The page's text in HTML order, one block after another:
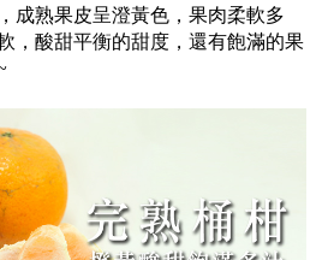
成熟果皮呈澄黃色，果肉柔軟多
，酸甜平衡的甜度，還有飽滿的果